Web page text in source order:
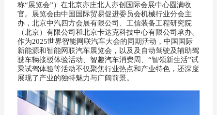
称“展览会”）在北京亦庄北人亦创国际会展中心圆满收
官。展览会由中国国际贸易促进委员会机械行业分会主
办，北京中汽四方会展有限公司、工信装备工程研究院
（北京）有限公司和北京卡达克科技中心有限公司承办。
作为2025世界智能网联汽车大会的同期活动，中国国际
新能源和智能网联汽车展览会，以及及自动驾驶及辅助驾
驶车辆接驳体验活动、智趣汽车消费周、“智领新生活”试
乘试驾体验等活动不仅聚焦行业热点和产业特色，还深度
展现了产业的独特魅力与广阔前景。